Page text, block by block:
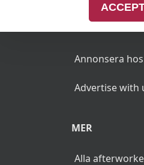
Annonsera
Advertise with
MER
Alla